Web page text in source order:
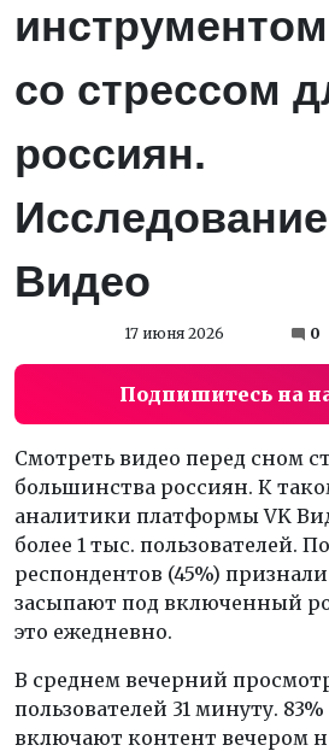
со стрессом
россиян.
Видео
17 июня 2026 0
Подпишитесь на
Смотреть видео перед сном
большинства россиян. К
аналитики платформы VK
более 1 тыс. пользователей.
респондентов (45%)
засыпают под включенный
это ежедневно.
В среднем вечерний
пользователей 31 минуту.
включают контент вечером